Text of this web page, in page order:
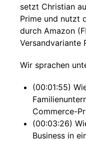
setzt Christian
Prime und nutzt
durch Amazon
Versandvariante
Wir sprachen
(00:01:55)
Commerce-
(00:03:26)
Business in